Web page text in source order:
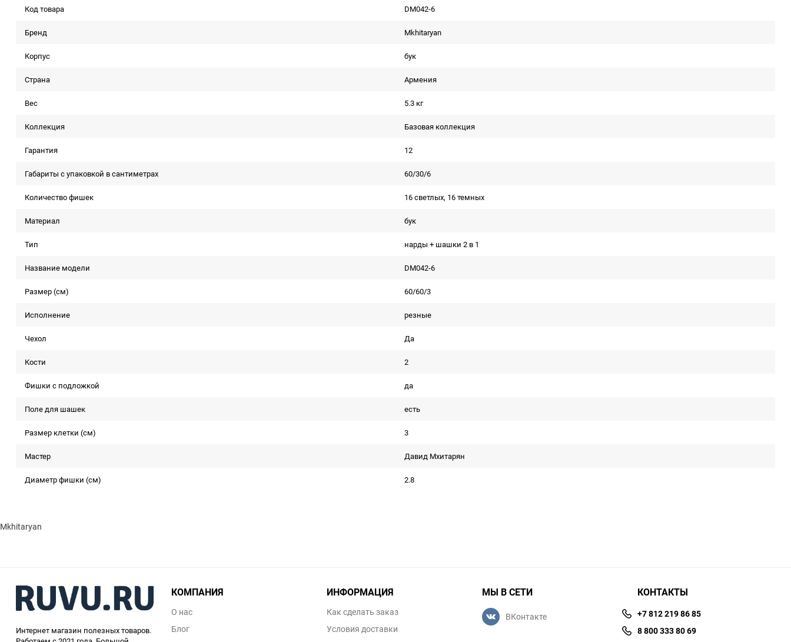
Код товара DM042-6
Бренд Mkhitaryan
Корпус бук
Страна Армения
Вес 5.3 кг
Коллекция Базовая коллекция
Гарантия 12
Габариты с упаковкой в сантиметрах 60/30/6
Количество фишек 16 светлых, 16 темных
Материал бук
Тип нарды + шашки 2 в 1
Название модели DM042-6
Размер (см) 60/60/3
Исполнение резные
Чехол Да
Кости 2
Фишки с подложкой да
Поле для шашек есть
Размер клетки (см) 3
Мастер Давид Мхитарян
Диаметр фишки (см) 2.8
Mkhitaryan
Интернет магазин полезных товаров.
КОМПАНИЯ
О нас
Блог
ИНФОРМАЦИЯ
Как сделать заказ
Условия доставки
МЫ В СЕТИ
ВКонтакте
КОНТАКТЫ
+7 812 219 86 85
8 800 333 80 69